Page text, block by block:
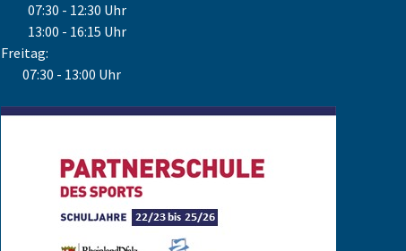
07:30 - 12:30 Uhr
13:00 - 16:15 Uhr
Freitag:
07:30 - 13:00 Uhr